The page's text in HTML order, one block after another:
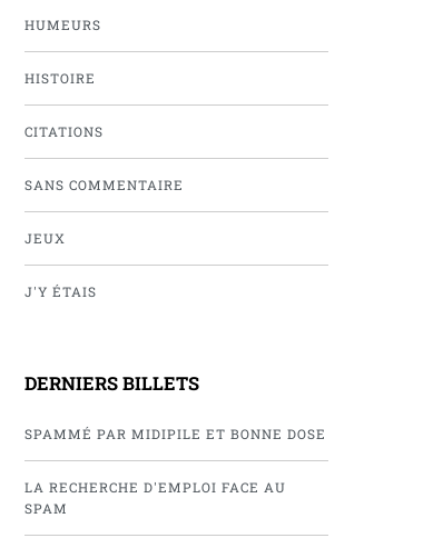
HUMEURS
HISTOIRE
CITATIONS
SANS COMMENTAIRE
JEUX
J'Y ÉTAIS
DERNIERS BILLETS
SPAMMÉ PAR MIDIPILE ET BONNE DOSE
LA RECHERCHE D'EMPLOI FACE AU
SPAM